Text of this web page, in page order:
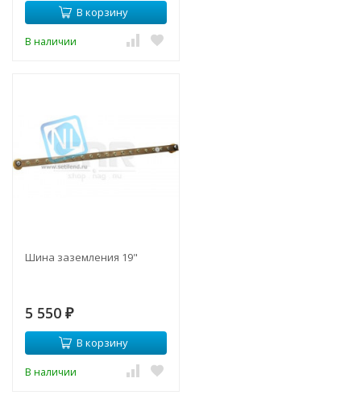
В корзину
В наличии
Шина заземления 19"
5 550 ₽
В корзину
В наличии